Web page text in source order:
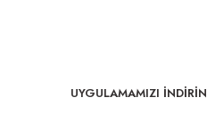
UYGULAMAMIZI İNDİRİN